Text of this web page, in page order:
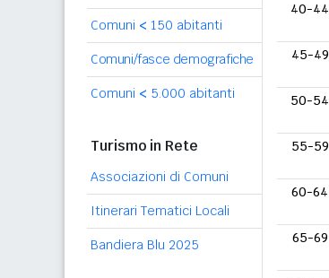
Comuni < 150 abitanti
Comuni/fasce demografiche
Comuni < 5.000 abitanti
Turismo in Rete
Associazioni di Comuni
Itinerari Tematici Locali
Bandiera Blu 2025
40-44
45-49
50-54
55-59
60-64
65-69